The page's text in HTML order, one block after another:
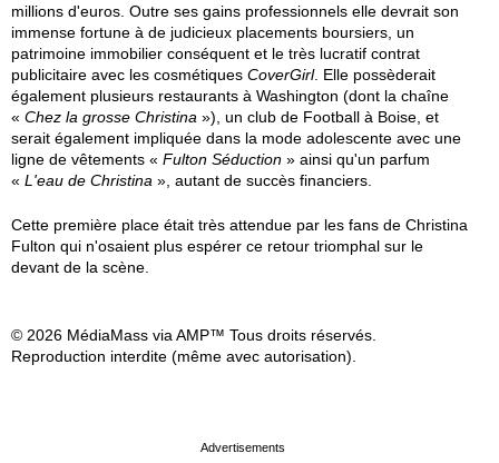
millions d'euros. Outre ses gains professionnels elle devrait son
immense fortune à de judicieux placements boursiers, un
patrimoine immobilier conséquent et le très lucratif contrat
publicitaire avec les cosmétiques CoverGirl. Elle possèderait
également plusieurs restaurants à Washington (dont la chaîne
« Chez la grosse Christina »), un club de Football à Boise, et
serait également impliquée dans la mode adolescente avec une
ligne de vêtements « Fulton Séduction » ainsi qu'un parfum
« L'eau de Christina », autant de succès financiers.
Cette première place était très attendue par les fans de Christina
Fulton qui n'osaient plus espérer ce retour triomphal sur le
devant de la scène.
© 2026 MédiaMass via AMP™ Tous droits réservés.
Reproduction interdite (même avec autorisation).